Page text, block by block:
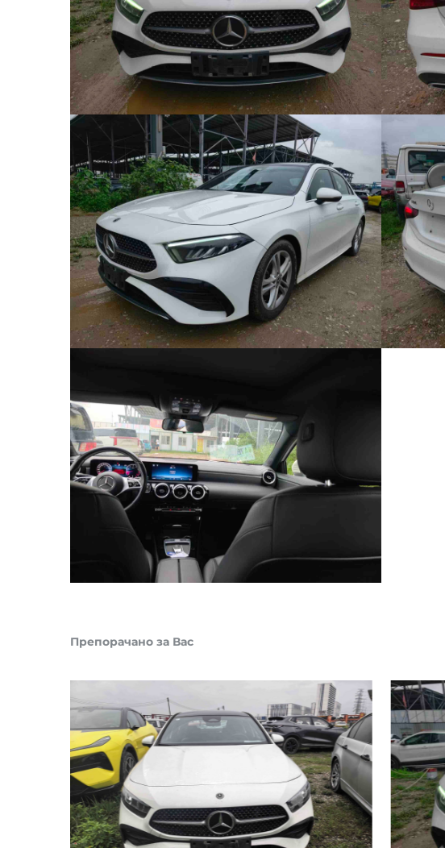
Препорачано за Вас